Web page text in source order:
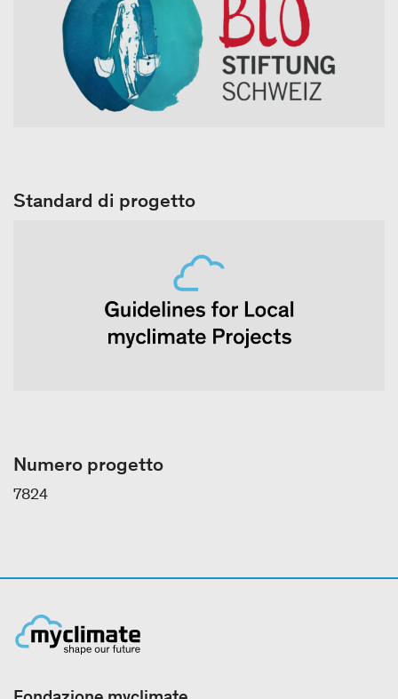
Standard di progetto
Numero progetto
7824